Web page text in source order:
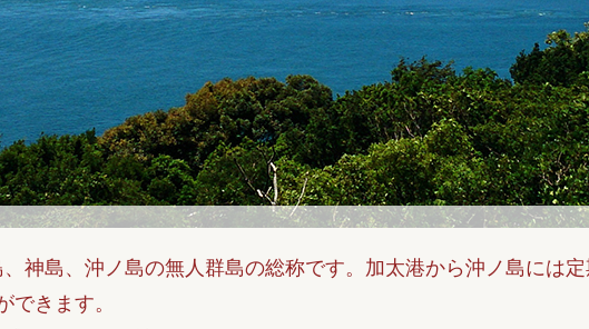
神島、沖ノ島の無人群島の総称です。加太港から沖ノ島には
できます。